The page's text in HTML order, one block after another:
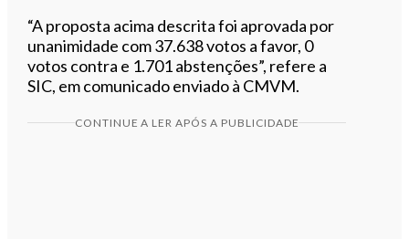
“A proposta acima descrita foi aprovada por
unanimidade com 37.638 votos a favor, 0
votos contra e 1.701 abstenções”, refere a
SIC, em comunicado enviado à CMVM.
CONTINUE A LER APÓS A PUBLICIDADE